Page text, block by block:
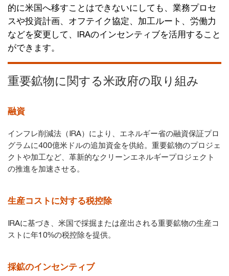
的に米国へ移すことはできないにしても、業務プロセ
スや投資計画、オフテイク協定、加工ルート、労働力
などを変更して、IRAのインセンティブを活用すること
ができます。
重要鉱物に関する米政府の取り組み
融資
インフレ削減法（IRA）により、エネルギー省の融資保証プロ
グラムに400億米ドルの追加資金を供給。重要鉱物のプロジェ
クトや加工など、革新的なクリーンエネルギープロジェクト
の推進を加速させる。
生産コストに対する税控除
IRAに基づき、米国で採掘または産出される重要鉱物の生産コ
ストに年10%の税控除を提供。
採鉱のインセンティブ